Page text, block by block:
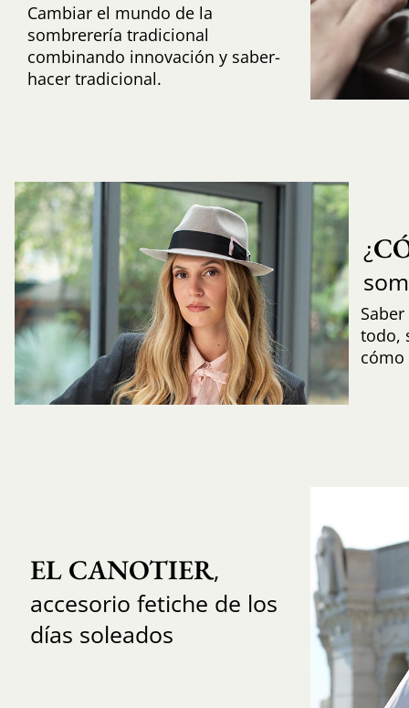
Cambiar el mundo de la
sombrerería tradicional
combinando innovación y saber-
hacer tradicional.
¿
todo,
cómo
EL CANOTIER,
accesorio fetiche de los
días soleados